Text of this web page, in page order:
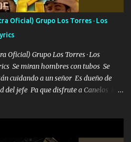
que tengo nadie lo tiene Una me está
llamar Quiere que vaya a verla y que
están pidiendo que las saque a
de conciertos más que llenar Se
Oficial) Grupo Los Torres · Los
Oficial) Grupo Los Torres · Los
Se miran hombres con tubos Se
cuidando a un señor Es dueño de
del jefe Pa que disfrute a Canelos Es
es platica de grandes por eso hay